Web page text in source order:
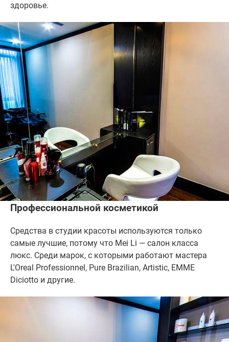
здоровье.
Профессиональной косметикой
Средства в студии красоты используются только
самые лучшие, потому что Mei Li — салон класса
люкс. Среди марок, с которыми работают мастера
L'Oreal Professionnel, Pure Brazilian, Artistic, EMME
Diciotto и другие.